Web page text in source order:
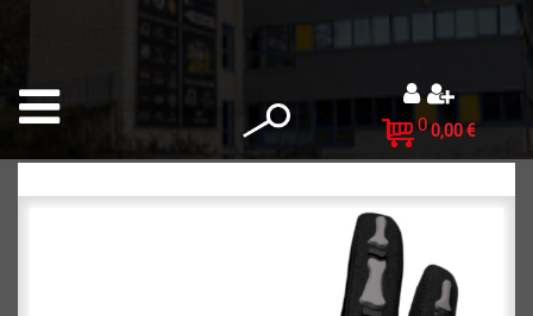
0 0,00 €